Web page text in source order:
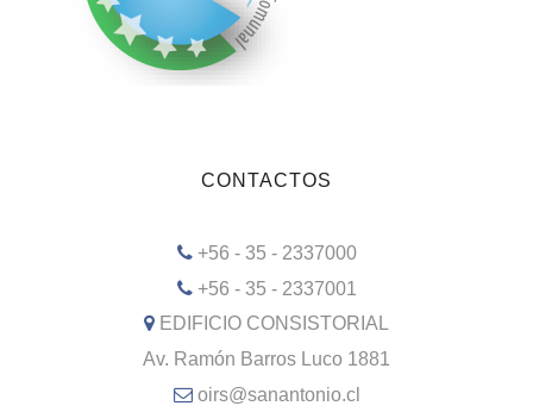
CONTACTOS
+56 - 35 - 2337000
+56 - 35 - 2337001
EDIFICIO CONSISTORIAL
Av. Ramón Barros Luco 1881
oirs@sanantonio.cl